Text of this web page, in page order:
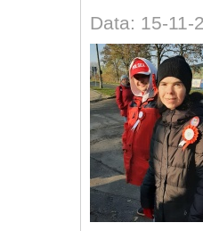
Data: 15-11-